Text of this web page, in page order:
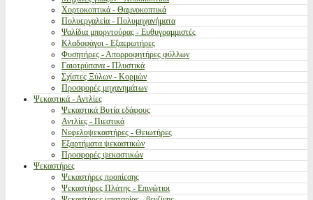
Χορτοκοπτικά - Θαμνοκοπτικά
Πολυεργαλεία - Πολυμηχανήματα
Ψαλίδια μπορντούρας - Ευθυγραμμιστές
Κλαδοφάγοι - Εξαερωτήρες
Φυσητήρες - Απορροφητήρες φύλλων
Γαιοτρύπανα - Πλυστικά
Σχίστες Ξύλων - Κορμών
Προσφορές μηχανημάτων
Ψεκαστικά - Αντλίες
Ψεκαστικά Βυτία εδάφους
Αντλίες - Πιεστικά
Νεφελοψεκαστήρες - Θειωτήρες
Εξαρτήματα ψεκαστικών
Προσφορές ψεκαστικών
Ψεκαστήρες
Ψεκαστήρες προπίεσης
Ψεκαστήρες Πλάτης - Επινώτιοι